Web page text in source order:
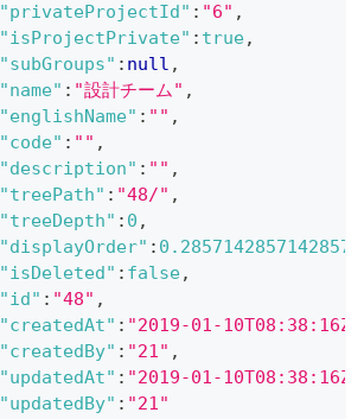
"privateProjectId" : "6" ,
"isProjectPrivate" : true,
"subGroups" : null ,
"name" : "設計チーム" ,
"englishName" : "" ,
"code" : "" ,
"description" : "" ,
"treePath" : "48/" ,
"treeDepth" : 0 ,
"displayOrder" : 0.2857142857142857
"isDeleted" : false,
"id" : "48" ,
"createdAt" : "2019-01-10T08:38:16Z"
"createdBy" : "21" ,
"updatedAt" : "2019-01-10T08:38:16Z"
"updatedBy" : "21"